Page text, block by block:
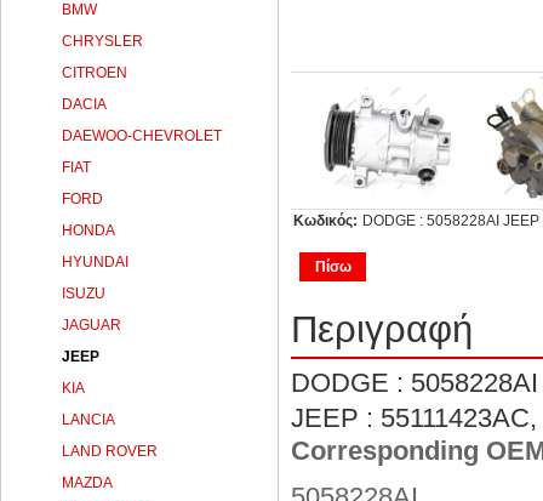
Κωδικός: DODGE : 5058228AI
Πίσω
Περιγραφή
DODGE : 5058228AI
JEEP :
Corresponding
BMW
CHRYSLER
CITROEN
DACIA
DAEWOO-CHEVROLET
FIAT
FORD
HONDA
HYUNDAI
ISUZU
JAGUAR
JEEP
KIA
LANCIA
LAND ROVER
MAZDA